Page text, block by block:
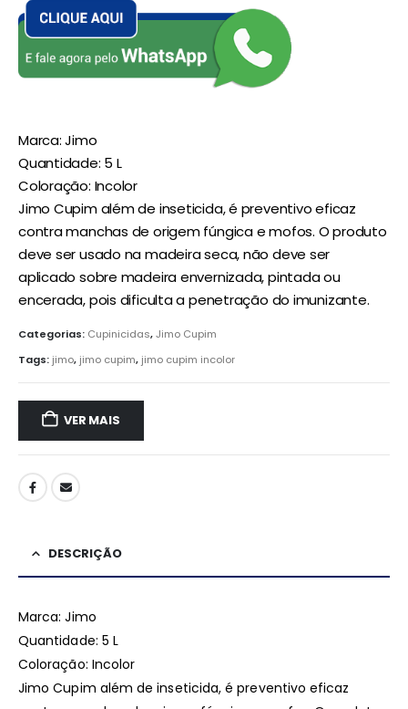
Marca: Jimo
Quantidade: 5 L
Coloração: Incolor
Jimo Cupim além de inseticida, é preventivo eficaz
contra manchas de origem fúngica e mofos. O produto
deve ser usado na madeira seca, não deve ser
aplicado sobre madeira envernizada, pintada ou
encerada, pois dificulta a penetração do imunizante.
Categorias: Cupinicidas,Jimo Cupim
Tags: jimo, jimo cupim, jimo cupim incolor
VER MAIS
DESCRIÇÃO
Marca: Jimo
Quantidade: 5 L
Coloração: Incolor
Jimo Cupim além de inseticida, é preventivo eficaz